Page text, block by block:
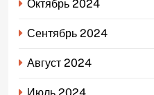
Октябрь 2024
Сентябрь 2024
Август 2024